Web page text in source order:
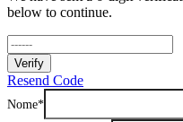
below to continue.
Verify
Resend Code
Nome